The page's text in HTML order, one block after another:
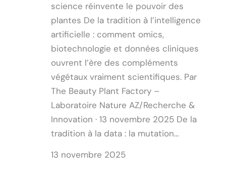
science réinvente le pouvoir des
plantes De la tradition à l’intelligence
artificielle : comment omics,
biotechnologie et données cliniques
ouvrent l’ère des compléments
végétaux vraiment scientifiques. Par
The Beauty Plant Factory –
Laboratoire Nature AZ/Recherche &
Innovation · 13 novembre 2025 De la
tradition à la data : la mutation…
13 novembre 2025